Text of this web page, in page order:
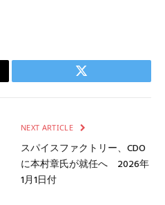
Twitter
NEXT ARTICLE
スパイスファクトリー、CDO
に本村章氏が就任へ 2026年
1月1日付